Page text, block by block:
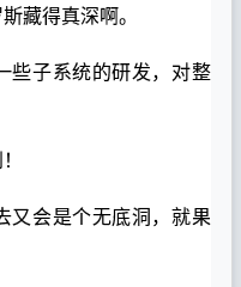
藏得真深啊。
些子系统的研发，对整
又会是个无底洞，就果